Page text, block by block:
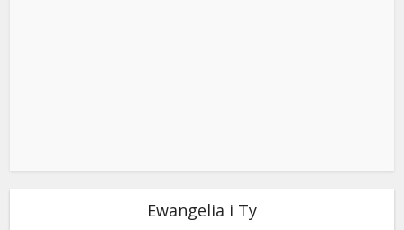
Ewangelia i Ty